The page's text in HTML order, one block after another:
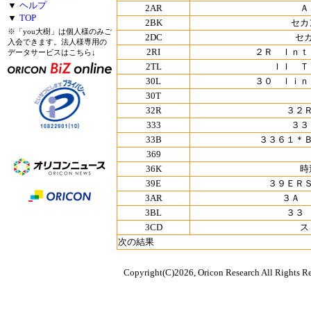
▼ ヘルプ
▼ TOP
※「you大樹」は個人様のみご
入会できます。法人様専用の
データサービスはこちら↓
2AR
2BK
セ
2DC
セ
2RI
２Ｒ Ｉｎｔ
2TL
ＩＩ
30L
３０ ｌｉ
30T
32R
３２
333
３
33B
３３６１＊
369
36K
時
39E
３９ＥＲ
3AR
３Ａ
3BL
３３
3CD
次の結果
Copyright(C)2026, Oricon Research All Rights